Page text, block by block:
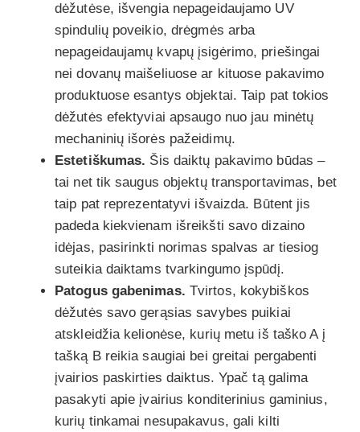
dėžutėse, išvengia nepageidaujamo UV
spindulių poveikio, drėgmės arba
nepageidaujamų kvapų įsigėrimo, priešingai
nei dovanų maišeliuose ar kituose pakavimo
produktuose esantys objektai. Taip pat tokios
dėžutės efektyviai apsaugo nuo jau minėtų
mechaninių išorės pažeidimų.
Estetiškumas. Šis daiktų pakavimo būdas –
tai net tik saugus objektų transportavimas, bet
taip pat reprezentatyvi išvaizda. Būtent jis
padeda kiekvienam išreikšti savo dizaino
idėjas, pasirinkti norimas spalvas ar tiesiog
suteikia daiktams tvarkingumo įspūdį.
Patogus gabenimas. Tvirtos, kokybiškos
dėžutės savo gerąsias savybes puikiai
atskleidžia kelionėse, kurių metu iš taško A į
tašką B reikia saugiai bei greitai pergabenti
įvairios paskirties daiktus. Ypač tą galima
pasakyti apie įvairius konditerinius gaminius,
kurių tinkamai nesupakavus, gali kilti